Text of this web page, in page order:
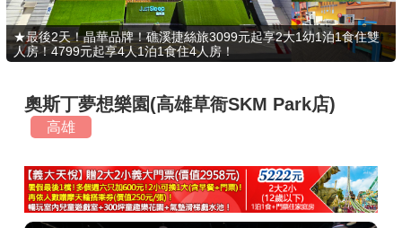
最新消息
最新留言
商家合作
★最後2天！晶華品牌！礁溪捷絲旅3099元起享2大1幼1泊1食住雙
人房！4799元起享4人1泊1食住4人房！
奧斯丁夢想樂園(高雄草衙SKM Park店)
高雄